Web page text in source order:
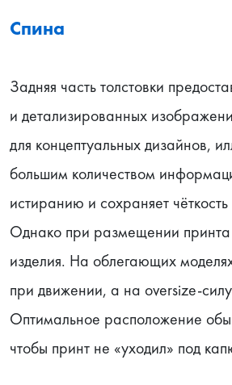
Спина
Задняя часть толстовки
и детализированных
для концептуальных дизайнов,
большим количеством
истиранию и сохраняет
Однако при размещении принта
изделия. На облегающих
при движении, а на oversize-
Оптимальное расположение
чтобы принт не «уходил» под